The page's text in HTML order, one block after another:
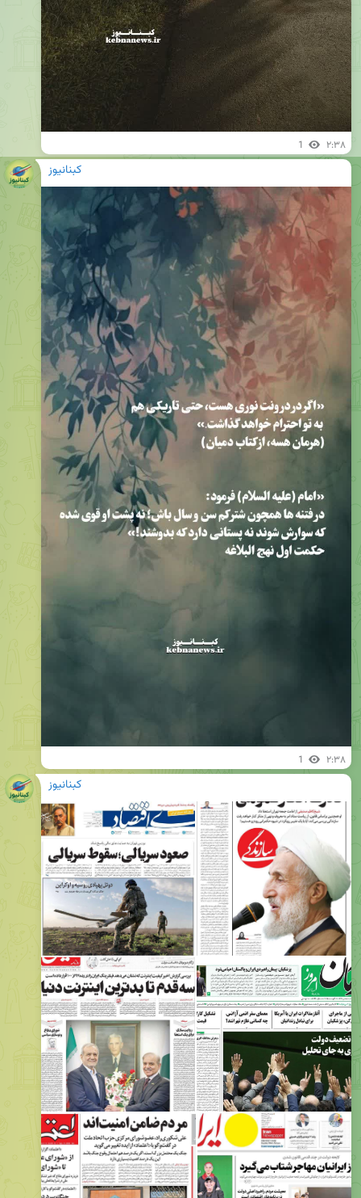
1 ۲:۳۸
کبنانیوز
1 ۲:۳۸
کبنانیوز